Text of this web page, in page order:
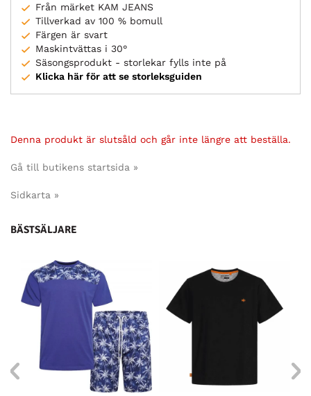
Från märket KAM JEANS
Tillverkad av 100 % bomull
Färgen är svart
Maskintvättas i 30°
Säsongsprodukt - storlekar fylls inte på
Klicka här för att se storleksguiden
Denna produkt är slutsåld och går inte längre att beställa.
Gå till butikens startsida »
Sidkarta »
BÄSTSÄLJARE